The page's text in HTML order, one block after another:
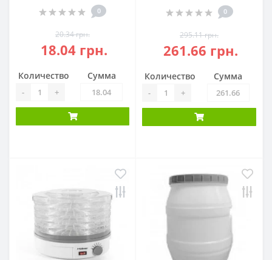
0
20.34 грн.
18.04 грн.
Количество
- +
Сумма
0
295.11 грн.
261.66 грн.
Количество
- +
Сумма